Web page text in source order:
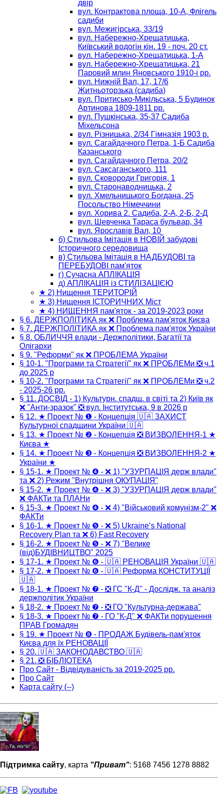
двір
вул. Контрактова площа, 10-А, Флігель
садиби
вул. Межигірська, 33/19
вул. Набережно-Хрещатицька,
Київський водогін кін. 19 - поч. 20 ст.
вул. Набережно-Хрещатицька, 1-А
вул. Набережно-Хрещатицька, 21
Паровий млин Яновського 1910-і рр.
вул. Нижній Вал, 17, 17/6
Житньоторзька (садиба)
вул. Притисько-Микільська, 5 Будинок
Артинова 1809-1811 рр.
вул. Пушкінська, 35-37 Садиба
Міхельсона
вул. Різницька, 2/34 Гімназія 1903 р.
вул. Сагайдачного Петра, 1-Б Садиба
Казанського
вул. Сагайдачного Петра, 20/2
вул. Саксаганського, 111
вул. Сковороди Григорія, 1
вул. Старонаводницька, 2
вул. Хмельницького Богдана, 25
Посольство Німеччини
вул. Хорива 2. Садиба, 2-А, 2-Б, 2-Д
вул. Шевченка Тараса бульвар, 34
вул. Ярославів Вал, 10
б) Стильова Імітація в НОВІЙ забудові
Історичного середовища
в) Стильова Імітація в НАДБУДОВІ та
ПЕРЕБУДОВІ пам'яток
г) Сучасна АПЛІКАЦІЯ
д) АПЛІКАЦІЯ із СТИЛІЗАЦІЄЮ
★ 2) Нищення ТЕРИТОРІЙ
★ 3) Нищення ІСТОРИЧНИХ Міст
★ 4) НИЩЕННЯ пам'яток - за 2019-2023 роки
§ 6. ДЕРЖПОЛІТИКА як ❌ Проблема пам'яток Києва
§ 7. ДЕРЖПОЛІТИКА як ❌ Проблема пам'яток України
§ 8. ОБЛИЧЧЯ влади - Держполітики, Багатії та
Олігархи
§ 9. "Реформи" як ❌ ПРОБЛЕМА України
§ 10-1. "Програми та Стратегії" як ❌ ПРОБЛЕМи ❎ ч.1
до 2025 р
§ 10-2. "Програми та Стратегії" як ❌ ПРОБЛЕМи ❎ ч.2
- 2025-26 рр.
§ 11. ДОСВІД - 1) Культурн. спадщ. в світі та 2) Київ як
❌ "Анти-зразок" ❎ вул. Інститутська, 9 в 2026 р
§ 12. ★ Проект № ❶ - Концепція 🇺🇦 ЗАХИСТ
Культурної спадщини України 🇺🇦
§ 13. ★ Проект № ❷ - Концепція ❎ ВИЗВОЛЕННЯ-1 ★
Києва ★
§ 14. ★ Проект № ❸ - Концепція ❎ ВИЗВОЛЕННЯ-2 ★
України ★
§ 15-1. ★ Проект № ❹ - ❌ 1) "УЗУРПАЦІЯ держ влади"
та ❌ 2) Режим "Внутрішня ОКУПАЦІЯ"
§ 15-2. ★ Проект № ❹ - ❌ 3) "УЗУРПАЦІЯ держ влади"
❌ ФАКТи та ПЛАНи
§ 15-3. ★ Проект № ❹ - ❌ 4) "Військовий комунізм-2" ❌
ФАКТи
§ 16-1. ★ Проект № ❺ - ❌ 5) Ukraine’s National
Recovery Plan та ❌ 6) Fast Recovery
§ 16-2. ★ Проект № ❺ - ❌ 7) "Велике
(від)БУДІВНИЦТВО" 2025
§ 17-1. ★ Проект № ❻ - 🇺🇦 РЕНОВАЦІЯ України 🇺🇦
§ 17-2. ★ Проект № ❻ - 🇺🇦 Реформа КОНСТИТУЦІЇ
🇺🇦
§ 18-1. ★ Проект № ❼ - ❎ ГС "К-Д" - Дослідж. та аналіз
держполітик України
§ 18-2. ★ Проект № ❼ - ❎ ГО "Культурна-держава"
§ 18-3. ★ Проект № ❼ - ГО "К-Д" ❌ ФАКТи порушення
ПРАВ Громадян
§ 19. ★ Проект № ❽ - ПРОДАЖ Будівель-пам'яток
Києва для їх РЕНОВАЦІЇ
§ 20. 🇺🇦 ЗАКОНОДАВСТВО 🇺🇦
§ 21. ❎ БІБЛІОТЕКА
Про Сайт - Відвідуваність за 2019-2025 рр.
Про Сайт
Карта сайту (--)
Підтримка сайту, карта "Приват": 5168 7456 1278 8882